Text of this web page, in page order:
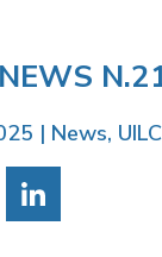
| News,